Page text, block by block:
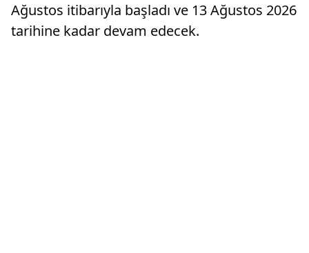
Ağustos itibarıyla başladı ve 13 Ağustos 2026
tarihine kadar devam edecek.